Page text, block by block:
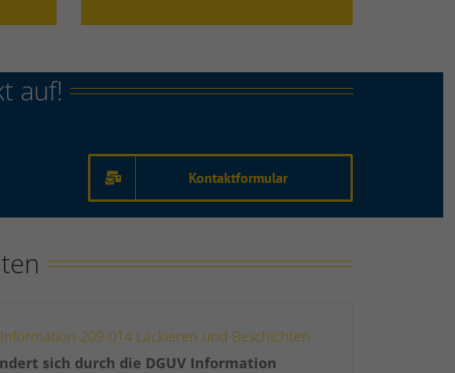
auf!
Kontaktformular
Information 209-014 Lackieren und Beschichten
sich durch die DGUV Information